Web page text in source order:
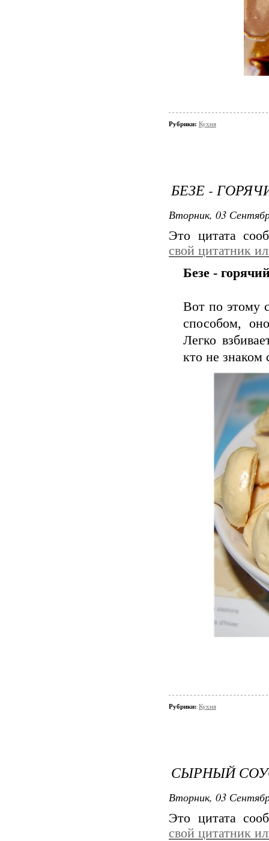
Рубрики: Кухня
БЕЗЕ -
Вторник, 03
Это цитата
свой цитатник
Безе -
Вот по этому
способом,
Легко
кто не знаком
Рубрики: Кухня
СЫРНЫЙ
Вторник, 03
Это цитата
свой цитатник